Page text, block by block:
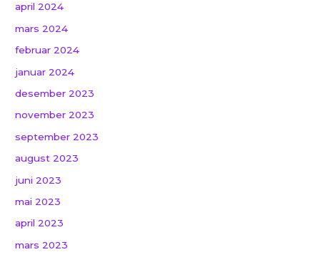
april 2024
mars 2024
februar 2024
januar 2024
desember 2023
november 2023
september 2023
august 2023
juni 2023
mai 2023
april 2023
mars 2023